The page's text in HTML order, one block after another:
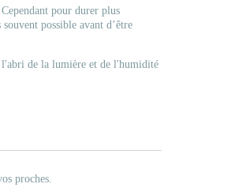
pour durer plus
possible avant d’être
l'abri de la lumière et de l'humidité
proches.